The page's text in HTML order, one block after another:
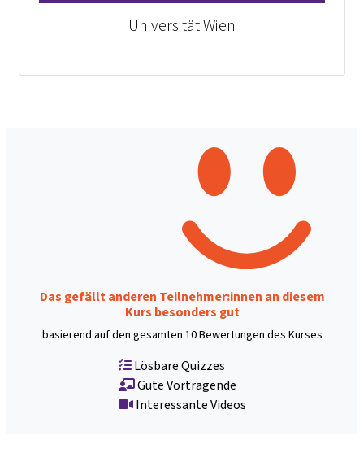
Universität Wien
Das gefällt anderen Teilnehmer:innen an diesem
Kurs besonders gut
basierend auf den gesamten 10 Bewertungen des Kurses
Lösbare Quizzes
Gute Vortragende
Interessante Videos